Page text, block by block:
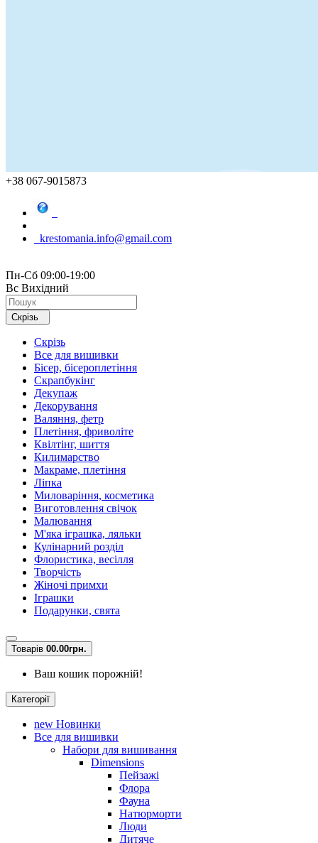
+38 067-9015873
krestomania.info@gmail.com
Пн-Сб 09:00-19:00
Вс Вихідний
Скрізь
Скрізь
Все для вишивки
Бісер, бісероплетіння
Скрапбукінг
Декупаж
Декорування
Валяння, фетр
Плетіння, фриволіте
Квілтінг, шиття
Килимарство
Макраме, плетіння
Ліпка
Миловаріння, косметика
Виготовлення свічок
Малювання
М'яка іграшка, ляльки
Кулінарний розділ
Флористика, весілля
Творчість
Жіночі примхи
Іграшки
Подарунки, свята
Товарів 00.00грн.
Ваш кошик порожній!
Категорії
new Новинки
Все для вишивки
Набори для вишивання
Dimensions
Пейзажі
Флора
Фауна
Натюрморти
Люди
Дитяче